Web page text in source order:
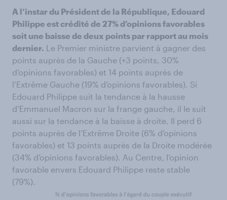
A l’instar du Président de la République, Edouard
Philippe est crédité de 27% d’opinions favorables
soit une baisse de deux points par rapport au mois
dernier. Le Premier ministre parvient à gagner des
points auprès de la Gauche (+3 points, 30%
d’opinions favorables) et 14 points auprès de
l’Extrême Gauche (19% d’opinions favorables). Si
Edouard Philippe suit la tendance à la hausse
d’Emmanuel Macron sur la frange gauche, il le suit
aussi sur la tendance à la baisse à droite. Il perd 6
points auprès de l’Extrême Droite (6% d’opinions
favorables) et 13 points auprès de la Droite modérée
(34% d’opinions favorables). Au Centre, l’opinion
favorable envers Edouard Philippe reste stable
(79%).